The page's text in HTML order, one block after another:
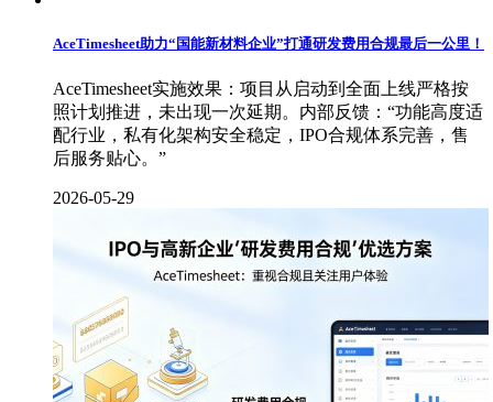
AceTimesheet助力“国能新材料企业”打通研发费用合规最后一公里！
AceTimesheet实施效果：项目从启动到全面上线严格按
照计划推进，未出现一次延期。内部反馈：“功能高度适
配行业，私有化架构安全稳定，IPO合规体系完善，售
后服务贴心。”
2026-05-29